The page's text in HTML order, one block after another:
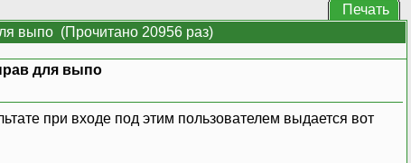
Печать
выпо (Прочитано 20956 раз)
для выпо
при входе под этим пользователем выдается вот